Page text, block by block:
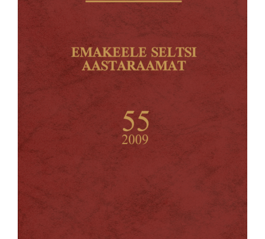
Emakeele Selts
Roosikrantsi 6
10119 Tallinn
Vaata kaarti
Kontakt
www.emakeeleselts.ee
teadussekretär Marit Alas
marit.alas@emakeeleselts.ee